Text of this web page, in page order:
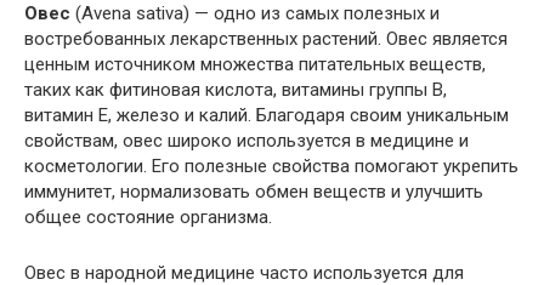
Овес (Avena sativa) — одно из самых полезных и
востребованных лекарственных растений. Овес является
ценным источником множества питательных веществ,
таких как фитиновая кислота, витамины группы B,
витамин Е, железо и калий. Благодаря своим уникальным
свойствам, овес широко используется в медицине и
косметологии. Его полезные свойства помогают укрепить
иммунитет, нормализовать обмен веществ и улучшить
общее состояние организма.
Овес в народной медицине часто используется для